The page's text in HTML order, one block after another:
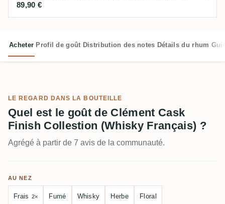
89,90 €
Acheter Profil de goût Distribution des notes Détails du rhum
LE REGARD DANS LA BOUTEILLE
Quel est le goût de Clément Cask
Finish Collestion (Whisky Français) ?
Agrégé à partir de 7 avis de la communauté.
AU NEZ
Frais 2× Fumé Whisky Herbe Floral